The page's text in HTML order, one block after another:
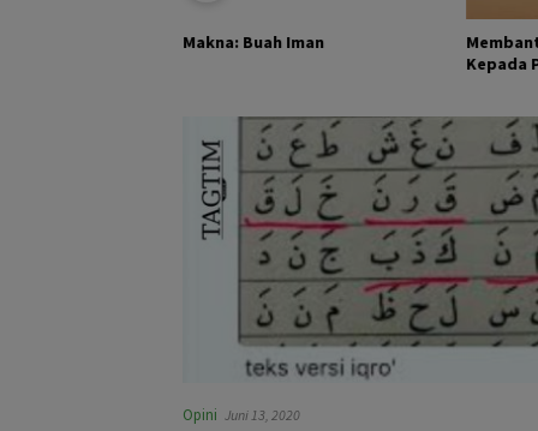
Makna: Buah Iman
Kepada
Opini Juni 13, 2020